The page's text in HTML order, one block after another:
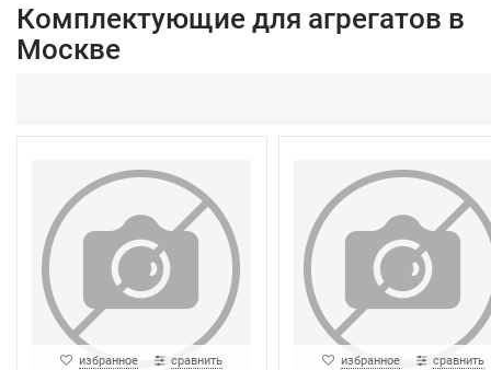
Комплектующие для агрегатов в
Москве
избранное сравнить избранное сравнить